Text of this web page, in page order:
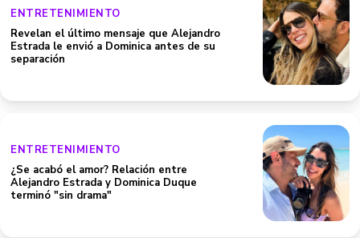
ENTRETENIMIENTO
Revelan el último mensaje que Alejandro
Estrada le envió a Dominica antes de su
separación
ENTRETENIMIENTO
¿Se acabó el amor? Relación entre
Alejandro Estrada y Dominica Duque
terminó "sin drama"